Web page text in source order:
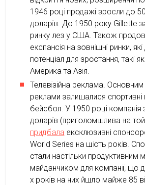
1946 році продажі зросли до 50
доларів. До 1950 року Gillette
ринку лез у США. Також
експансія на зовнішні ринки,
потенціал для зростання, такі
Америка та Азія.
Телевізійна реклама.
реклами залишалися спортивні
бейсбол. У 1950 році компанія
доларів (приголомшлива на
придбала ексклюзивні
World Series на шість років.
стали настільки продуктивним
майданчиком для компанії, що
х років на них йшло майже 85